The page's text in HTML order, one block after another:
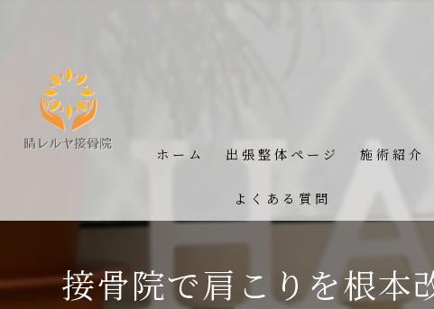
ホーム 出張整体ページ 施術紹介
よくある質問
接骨院で肩こりを根本